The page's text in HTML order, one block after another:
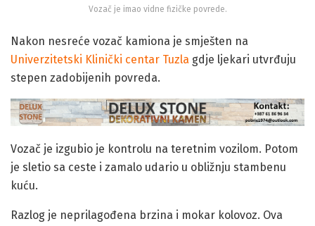
Vozač je imao vidne fizičke povrede.
Nakon nesreće vozač kamiona je smješten na
Univerzitetski Klinički centar Tuzla gdje ljekari utvrđuju
stepen zadobijenih povreda.
Vozač je izgubio je kontrolu na teretnim vozilom. Potom
je sletio sa ceste i zamalo udario u obližnju stambenu
kuću.
Razlog je neprilagođena brzina i mokar kolovoz. Ova